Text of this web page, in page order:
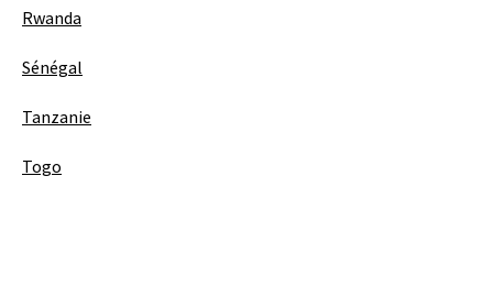
Rwanda
Sénégal
Tanzanie
Togo